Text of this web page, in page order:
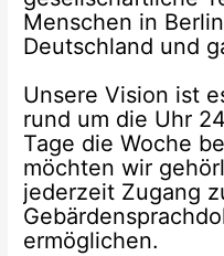
Menschen in
Deutschland und
Unsere Vision ist
rund um die Uhr
Tage die Woche
möchten wir
jederzeit Zugang
ermöglichen.